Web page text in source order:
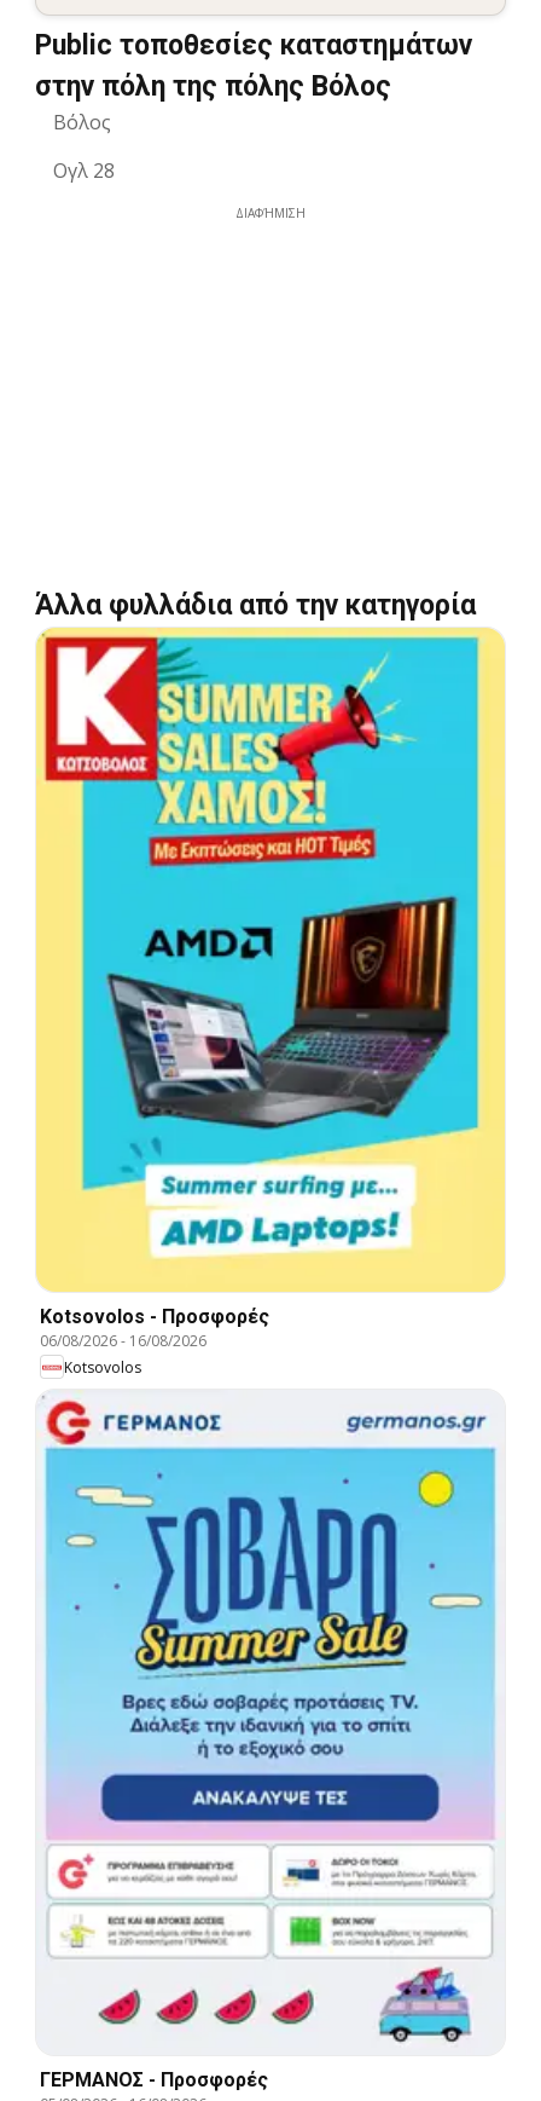
Public τοποθεσίες καταστημάτων
στην πόλη της πόλης Βόλος
Βόλος
Ογλ 28
ΔΙΑΦΉΜΙΣΗ
Άλλα φυλλάδια από την κατηγορία
Kotsovolos - Προσφορές
06/08/2026- 16/08/2026
Kotsovolos
ΓΕΡΜΑΝΟΣ - Προσφορές